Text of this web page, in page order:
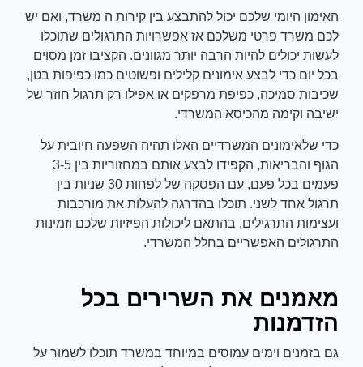
האימון היומי שלכם יכול להתבצע בין קירות ה משרד, ואם יש
לכם משרד פרטי משלכם אז אפשרויות התרגולים שתוכלו
לעשות יכולים להיות הרבה יותר מגוונים. הקציבו זמן מסוים
בכל יום כדי לבצע אימונים קלילים ופשוטים כמו כפיפות בטן,
שכיבות סמיכה, כפיפת מרפקים או אפילו רק תרגול חוזר של
ישיבה וקימה מהכיסא המשרדי.
כדי שלאימונים המשרדיים האלו תהיה השפעה חיובית על
הגוף והבריאות, הקפידו לבצע אותם במחזוריות בין 3-5
פעמים בכל פעם, עם הפסקה של לפחות 30 שניות בין
תרגול אחד לשני. תוכלו בהדרגה להעלות את מורכבות
ועצימות התרגילים, בהתאם ליכולות הפיזיות שלכם וזמינות
התרגולים האפשריים בחלל המשרדי.
מאמנים את השרירים בכל
הזדמנות
גם בזמנים וימים עמוסים במיוחד במשרד תוכלו לשמור על